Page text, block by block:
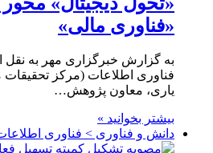
«فناوری مالی»
به گزارش خبرگزاری مهر به نقل
فناوری اطلاعات (مرکز تحقیقات
یاری، معاون پژوهش…
بیشتر بخوانید »
دانش و فناوری > فناوری